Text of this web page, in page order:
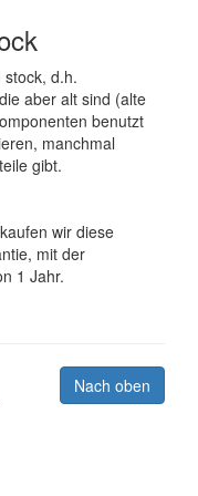
stock, d.h.
aber alt sind (alte
benutzt
manchmal
gibt.
wir diese
mit der
1 Jahr.
Nach oben